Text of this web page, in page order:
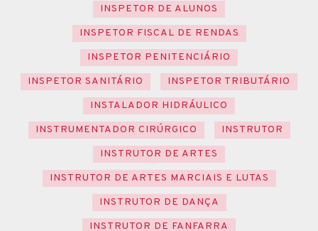
INSPETOR DE ALUNOS
INSPETOR FISCAL DE RENDAS
INSPETOR PENITENCIÁRIO
INSPETOR SANITÁRIO
INSPETOR TRIBUTÁRIO
INSTALADOR HIDRÁULICO
INSTRUMENTADOR CIRÚRGICO
INSTRUTOR
INSTRUTOR DE ARTES
INSTRUTOR DE ARTES MARCIAIS E LUTAS
INSTRUTOR DE DANÇA
INSTRUTOR DE FANFARRA